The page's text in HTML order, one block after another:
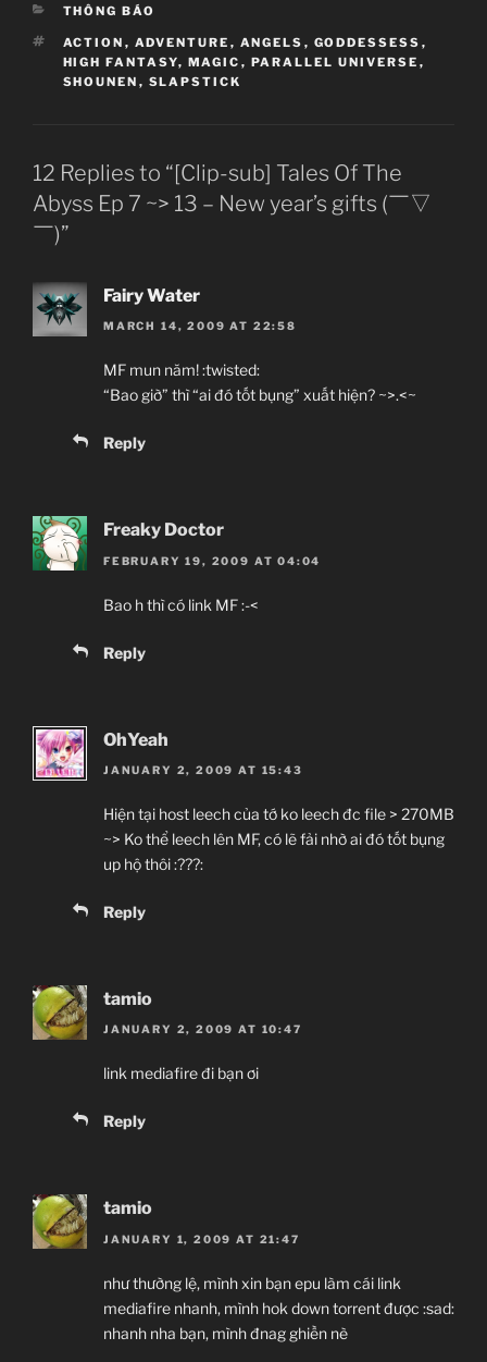
CATEGORIES
THÔNG BÁO
TAGS
ACTION , ADVENTURE , ANGELS , GODDESSESS ,
HIGH FANTASY, MAGIC , PARALLEL UNIVERSE ,
SHOUNEN , SLAPSTICK
12 Replies to “[Clip-sub] Tales Of The
Abyss Ep 7 ~> 13 – New year’s gifts (￣▽
￣)”
Fairy Water
MARCH 14, 2009 AT 22:58
MF mun năm! :twisted:
“Bao giờ” thì “ai đó tốt bụng” xuất hiện? ~>.<~
Reply
Freaky Doctor
FEBRUARY 19, 2009 AT 04:04
Bao h thì có link MF :-<
Reply
OhYeah
JANUARY 2, 2009 AT 15:43
Hiện tại host leech của tớ ko leech đc file > 270MB
~> Ko thể leech lên MF, có lẽ fải nhờ ai đó tốt bụng
up hộ thôi :???:
Reply
tamio
JANUARY 2, 2009 AT 10:47
link mediafire đi bạn ơi
Reply
tamio
JANUARY 1, 2009 AT 21:47
như thường lệ, mình xin bạn epu làm cái link
mediafire nhanh, mình hok down torrent được :sad:
nhanh nha bạn, mình đnag ghiền nè